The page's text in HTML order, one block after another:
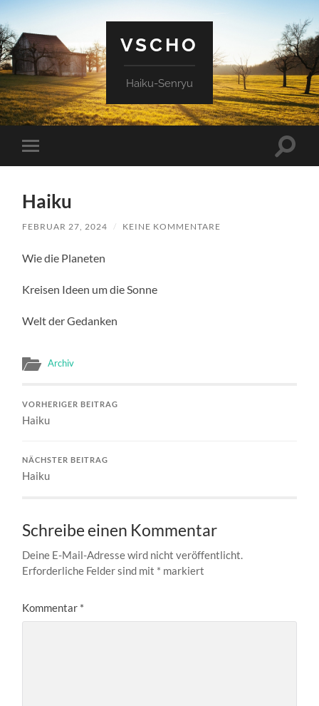
VSCHO
Haiku-Senryu
Mobile-
Menü
Haiku
FEBRUAR 27, 2024 / KEINE KOMMENTARE
Wie die Planeten
Kreisen Ideen um die Sonne
Welt der Gedanken
Archiv
VORHERIGER BEITRAG
Haiku
NÄCHSTER BEITRAG
Haiku
Schreibe einen Kommentar
Deine E-Mail-Adresse wird nicht veröffentlicht.
Erforderliche Felder sind mit * markiert
Kommentar *